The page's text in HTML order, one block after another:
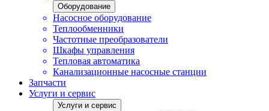
Оборудование
Насосное оборудование
Теплообменники
Частотные преобразователи
Шкафы управления
Тепловая автоматика
Канализационные насосные станции
Запчасти
Услуги и сервис
Услуги и сервис